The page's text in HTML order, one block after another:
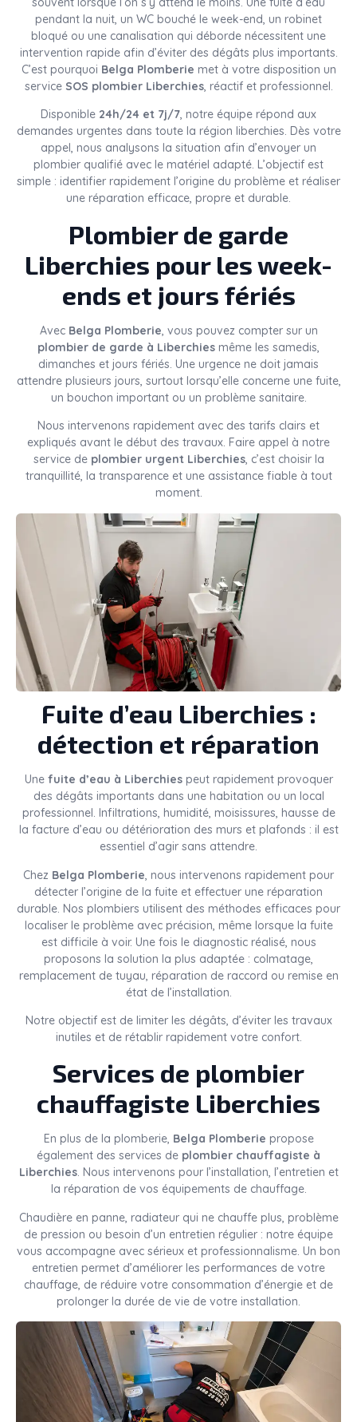
pendant la nuit, un WC bouché le week-end, un robinet
bloqué ou une canalisation qui déborde nécessitent une
intervention rapide afin d’éviter des dégâts plus importants.
C’est pourquoi Belga Plomberie met à votre disposition un
service SOS plombier Liberchies, réactif et professionnel.
Disponible 24h/24 et 7j/7, notre équipe répond aux
demandes urgentes dans toute la région liberchies. Dès votre
appel, nous analysons la situation afin d’envoyer un
plombier qualifié avec le matériel adapté. L’objectif est
simple : identifier rapidement l’origine du problème et réaliser
une réparation efficace, propre et durable.
Plombier de garde
Liberchies pour les week-
ends et jours fériés
Avec Belga Plomberie, vous pouvez compter sur un
plombier de garde à Liberchies même les samedis,
dimanches et jours fériés. Une urgence ne doit jamais
attendre plusieurs jours, surtout lorsqu’elle concerne une fuite,
un bouchon important ou un problème sanitaire.
Nous intervenons rapidement avec des tarifs clairs et
expliqués avant le début des travaux. Faire appel à notre
service de plombier urgent Liberchies, c’est choisir la
tranquillité, la transparence et une assistance fiable à tout
moment.
Fuite d’eau Liberchies :
détection et réparation
Une fuite d’eau à Liberchiespeut rapidement provoquer
des dégâts importants dans une habitation ou un local
professionnel. Infiltrations, humidité, moisissures, hausse de
la facture d’eau ou détérioration des murs et plafonds : il est
essentiel d’agir sans attendre.
Chez Belga Plomberie, nous intervenons rapidement pour
détecter l’origine de la fuite et effectuer une réparation
durable. Nos plombiers utilisent des méthodes efficaces pour
localiser le problème avec précision, même lorsque la fuite
est difficile à voir. Une fois le diagnostic réalisé, nous
proposons la solution la plus adaptée : colmatage,
remplacement de tuyau, réparation de raccord ou remise en
état de l’installation.
Notre objectif est de limiter les dégâts, d’éviter les travaux
inutiles et de rétablir rapidement votre confort.
Services de plombier
chauffagiste Liberchies
En plus de la plomberie, Belga Plomberie propose
également des services de plombier chauffagiste à
Liberchies. Nous intervenons pour l’installation, l’entretien et
la réparation de vos équipements de chauffage.
Chaudière en panne, radiateur qui ne chauffe plus, problème
de pression ou besoin d’un entretien régulier : notre équipe
vous accompagne avec sérieux et professionnalisme. Un bon
entretien permet d’améliorer les performances de votre
chauffage, de réduire votre consommation d’énergie et de
prolonger la durée de vie de votre installation.